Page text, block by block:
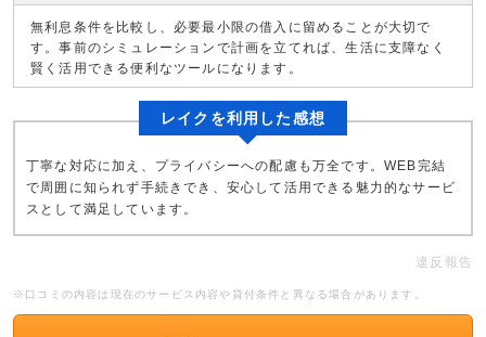
無利息条件を比較し、必要最小限の借入に留めることが大切で
す。事前のシミュレーションで計画を立てれば、生活に支障なく
賢く活用できる便利なツールになります。
レイクを利用した感想
丁寧な対応に加え、プライバシーへの配慮も万全です。WEB完結
で周囲に知られず手続きでき、安心して活用できる魅力的なサービ
スとして満足しています。
違反報告
※口コミの内容は現在のサービス内容や貸付条件と異なる場合があります。